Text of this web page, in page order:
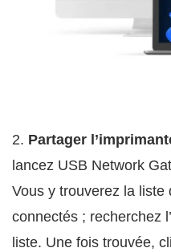
2. Partager
lancez USB Network
Vous y trouverez la liste
connectés ; recherchez
liste. Une fois trouvée,